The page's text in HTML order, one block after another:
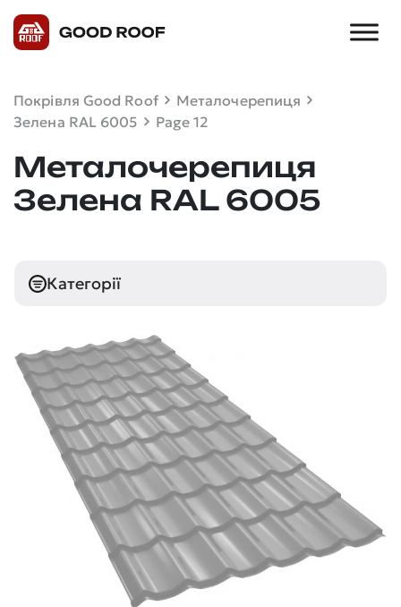
Покрівля Good Roof
Металочерепиця
Зелена RAL 6005
Page 12
Металочерепиця
Зелена RAL 6005
Категорії